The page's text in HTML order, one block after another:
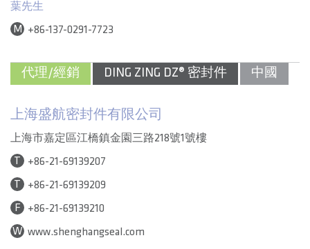
葉先生
M +86-137-0291-7723
代理/經銷 DING ZING DZ® 密封件 中國
上海盛航密封件有限公司
上海市嘉定區江橋鎮金園三路218號1號樓
T +86-21-69139207
T +86-21-69139209
F +86-21-69139210
W www.shenghangseal.com